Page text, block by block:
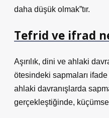
daha düşük olmak”tır.
Tefrid ve ifrad
Aşırılık, dini ve ahlaki
ötesindeki sapmaları
ahlaki davranışlarda
gerçekleştiğinde,